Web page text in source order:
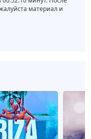
материал и